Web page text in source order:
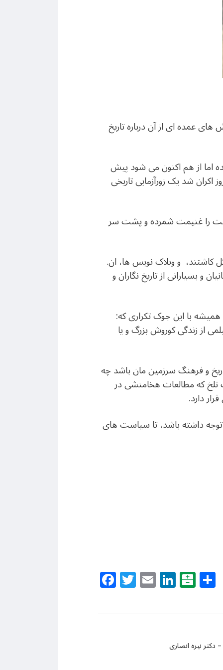
عمده ای از آن درباره تاریخ
اما از هم اکنون می شود پیش
نزدیک به نوروز اکران شد یک زورآزمایی تاریخی
را غنیمت شمرده و پشت سر
فیلم 300 جوانان ایرانی به راستی گل کاشتند، و وبلاک نویس ها، ان.
و بسیارانی از تاریخ نگاران و
با این جوک تکراری که:
از زندگی کوروش بزرگ و یا
و فرهنگ سرزمین مان باشد چه
تلخ که مطالعات هخامنشی در
دارد.
توجه داشته باشد، تا سیاست های
Facebook
Twitter
Email
نیره انصاری